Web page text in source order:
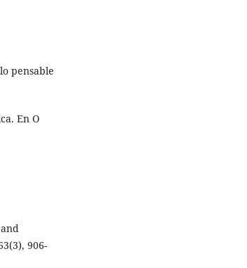
pensable
En O
906-